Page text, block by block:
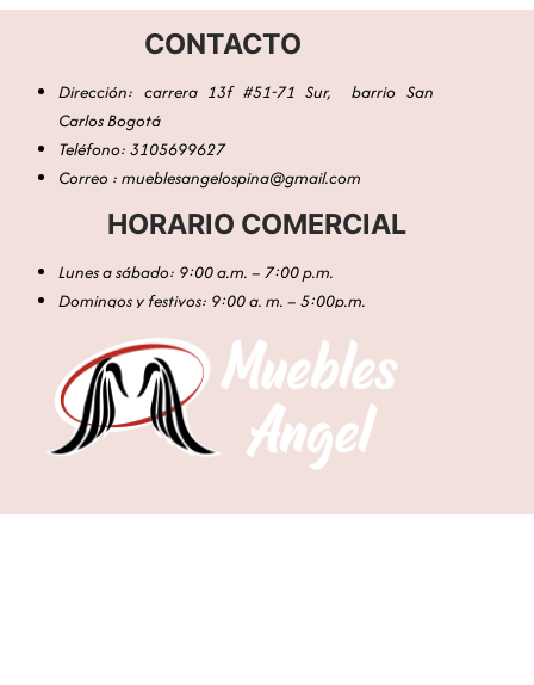
CONTACTO
Dirección: carrera 13f #51-71 Sur, barrio San
Carlos Bogotá
Teléfono: 3105699627
Correo : mueblesangelospina@gmail.com
HORARIO COMERCIAL
Lunes a sábado: 9:00 a.m. – 7:00 p.m.
Domingos y festivos: 9:00 a. m. – 5:00p.m.